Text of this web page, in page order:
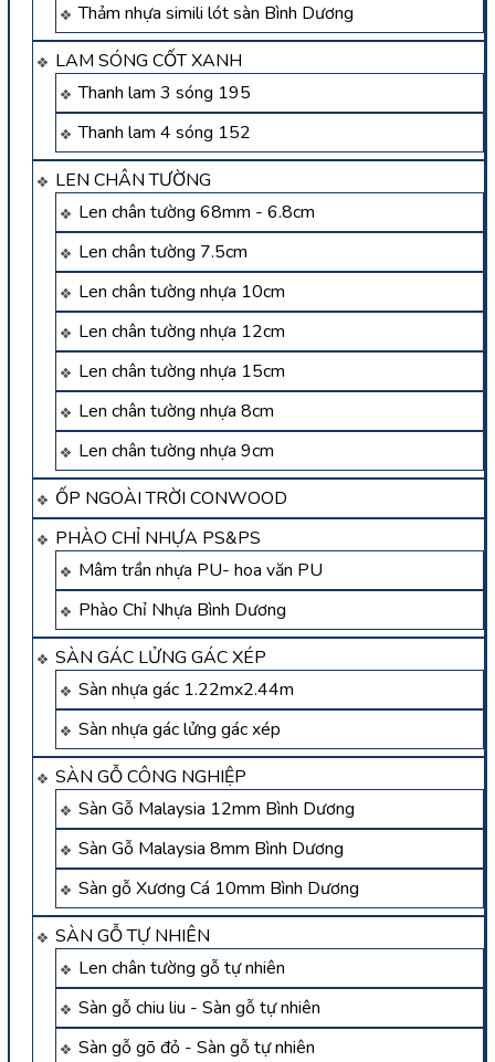
Thảm nhựa simili lót sàn Bình Dương
LAM SÓNG CỐT XANH
Thanh lam 3 sóng 195
Thanh lam 4 sóng 152
LEN CHÂN TƯỜNG
Len chân tường 68mm - 6.8cm
Len chân tường 7.5cm
Len chân tường nhựa 10cm
Len chân tường nhựa 12cm
Len chân tường nhựa 15cm
Len chân tường nhựa 8cm
Len chân tường nhựa 9cm
ỐP NGOÀI TRỜI CONWOOD
PHÀO CHỈ NHỰA PS&PS
Mâm trần nhựa PU- hoa văn PU
Phào Chỉ Nhựa Bình Dương
SÀN GÁC LỬNG GÁC XÉP
Sàn nhựa gác 1.22mx2.44m
Sàn nhựa gác lửng gác xép
SÀN GỖ CÔNG NGHIỆP
Sàn Gỗ Malaysia 12mm Bình Dương
Sàn Gỗ Malaysia 8mm Bình Dương
Sàn gỗ Xương Cá 10mm Bình Dương
SÀN GỖ TỰ NHIÊN
Len chân tường gỗ tự nhiên
Sàn gỗ chiu liu - Sàn gỗ tự nhiên
Sàn gỗ gõ đỏ - Sàn gỗ tự nhiên